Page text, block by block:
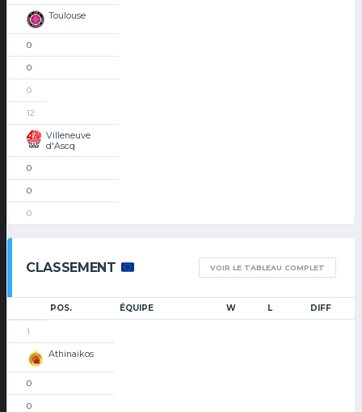
Toulouse
0
0
0
12
Villeneuve
d'Ascq
0
0
0
CLASSEMENT VOIR LE TABLEAU COMPLET
POS. ÉQUIPE W L DIFF
1
Athinaikos
0
0